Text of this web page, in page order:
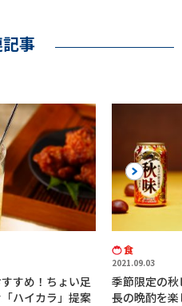
事
すめ！ちょい足
ハイカラ」提案
食
2021.09.03
季節限定の
長の晩酌を楽
Next